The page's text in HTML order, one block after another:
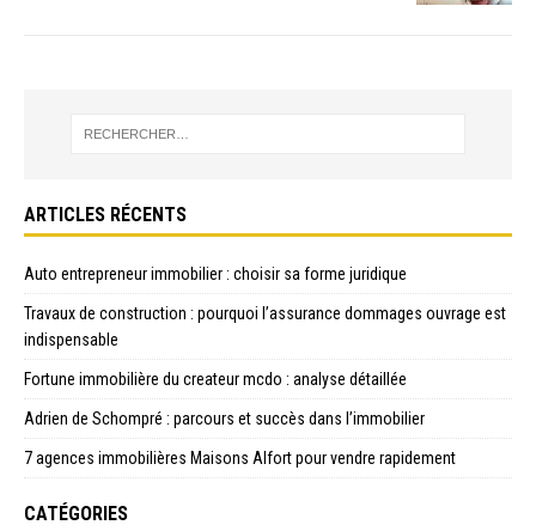
ARTICLES RÉCENTS
Auto entrepreneur immobilier : choisir sa forme juridique
Travaux de construction : pourquoi l’assurance dommages ouvrage est
indispensable
Fortune immobilière du createur mcdo : analyse détaillée
Adrien de Schompré : parcours et succès dans l’immobilier
7 agences immobilières Maisons Alfort pour vendre rapidement
CATÉGORIES